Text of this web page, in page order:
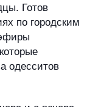
Готов
по городским
одесситов